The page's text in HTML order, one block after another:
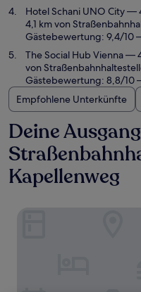
Hotel Schani UNO City—
4,1 km von
Gästebewertung: 9,4/10
The Social Hub Vienna—
von
Gästebewertung: 8,8/10
Empfohlene Unterkünfte
Deine
Kapellenweg